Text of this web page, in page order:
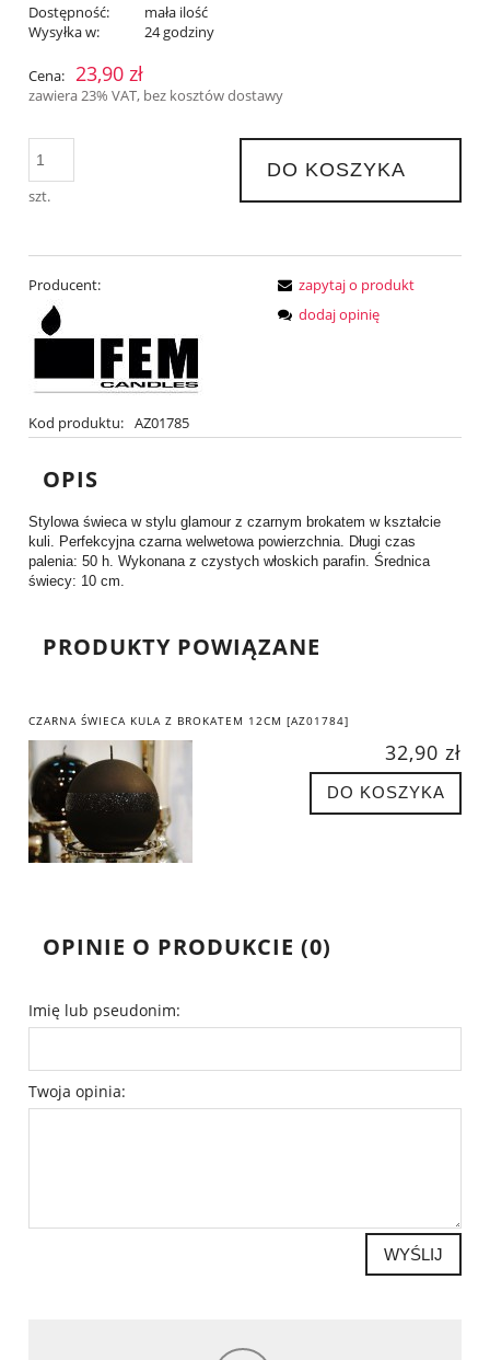
Dostępność:
mała ilość
Wysyłka w:
24 godziny
Cena: 23,90 zł
zawiera 23% VAT, bez kosztów dostawy
szt.
DO KOSZYKA
Producent:
Kod produktu: AZ01785
zapytaj o produkt
dodaj opinię
OPIS
Stylowa świeca w stylu glamour z czarnym brokatem w kształcie
kuli. Perfekcyjna czarna welwetowa powierzchnia. Długi czas
palenia: 50 h. Wykonana z czystych włoskich parafin. Średnica
świecy: 10 cm.
PRODUKTY POWIĄZANE
CZARNA ŚWIECA KULA Z BROKATEM 12CM [AZ01784]
32,90 zł
DO KOSZYKA
OPINIE O PRODUKCIE (0)
Imię lub pseudonim:
Twoja opinia:
WYŚLIJ